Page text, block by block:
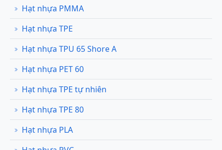
Hạt nhựa PMMA
Hạt nhựa TPE
Hạt nhựa TPU 65 Shore A
Hạt nhựa PET 60
Hạt nhựa TPE tự nhiên
Hạt nhựa TPE 80
Hạt nhựa PLA